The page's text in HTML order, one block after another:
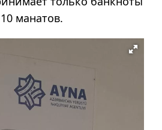
манатов.